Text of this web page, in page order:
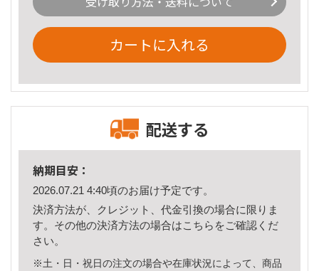
カートに入れる
配送する
納期目安：
2026.07.21 4:40頃のお届け予定です。
決済方法が、クレジット、代金引換の場合に限りま
す。その他の決済方法の場合はこちら をご確認くだ
さい。
※土・日・祝日の注文の場合や在庫状況によって、商品